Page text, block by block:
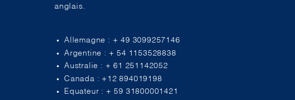
anglais.
Allemagne : + 49 3099257146
Argentine : + 54 1153528838
Australie : + 61 251142052
Canada : +12 894019198
Equateur : + 59 31800001421